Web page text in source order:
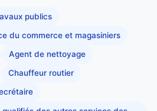
publics
du commerce et magasiniers
Agent de nettoyage
Chauffeur routier